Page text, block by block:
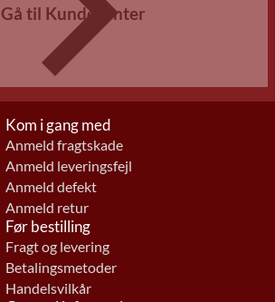
Gå til Kundecenter
Kom i gang med
Anmeld fragtskade
Anmeld leveringsfejl
Anmeld defekt
Anmeld retur
Før bestilling
Fragt og levering
Betalingsmetoder
Handelsvilkår